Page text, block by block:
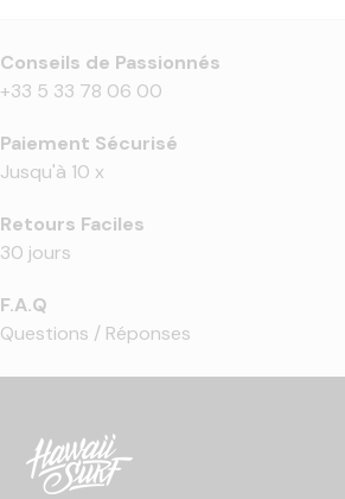
Conseils de Passionnés
+33 5 33 78 06 00
Paiement Sécurisé
Jusqu'à 10 x
Retours Faciles
30 jours
F.A.Q
Questions / Réponses